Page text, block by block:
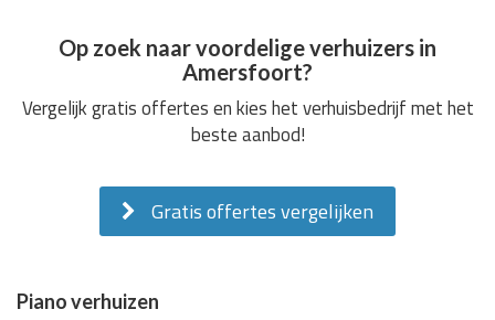
Op zoek naar voordelige verhuizers in
Amersfoort?
Vergelijk gratis offertes en kies het verhuisbedrijf met het
beste aanbod!
Gratis offertes vergelijken
Piano verhuizen